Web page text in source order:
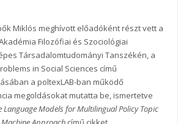
Miklós meghívott előadóként részt vett a
Filozófiai és Szociológiai
Társadalomtudományi Tanszékén, a
in Social Sciences című
a poltexLAB-ban működő
megoldásokat mutatta be, ismertetve
Language Models for Multilingual Policy Topic